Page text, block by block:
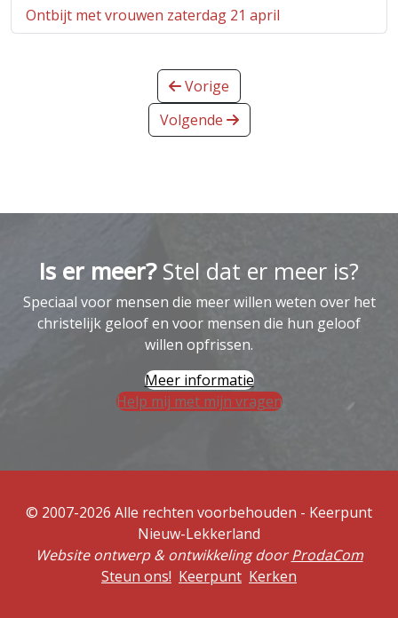
Ontbijt met vrouwen zaterdag 21 april
Vorige
Volgende
Is er meer?Stel dat er meer is?
Speciaal voor mensen die meer willen weten over het
christelijk geloof en voor mensen die hun geloof
willen opfrissen.
Meer informatie
Help mij met mijn vragen
© 2007-2026 Alle rechten voorbehouden - Keerpunt
Nieuw-Lekkerland
Website ontwerp & ontwikkeling doorProdaCom
Steun ons! Keerpunt Kerken